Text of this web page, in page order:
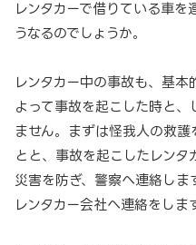
レンタカーで借りている車
うなるのでしょうか。
レンタカー中の事故も、基
よって事故を起こした時と、
ません。まずは怪我人の救
とと、事故を起こしたレン
災害を防ぎ、警察へ連絡しま
レンタカー会社へ連絡をします